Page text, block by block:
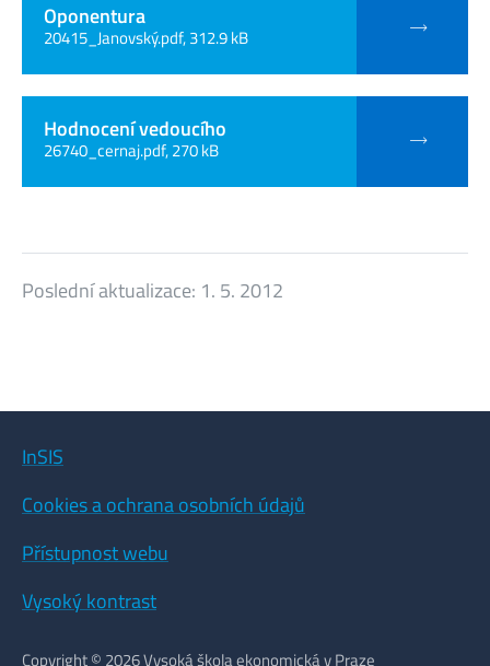
Oponentura
20415_Janovský.pdf, 312.9 kB
Hodnocení vedoucího
26740_cernaj.pdf, 270 kB
Poslední aktualizace: 1. 5. 2012
InSIS
Cookies a ochrana osobních údajů
Přístupnost webu
Vysoký kontrast
Copyright © 2026 Vysoká škola ekonomická v Praze